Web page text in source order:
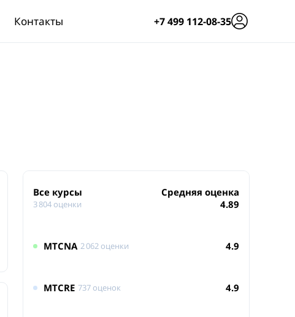
Контакты +7 499 112-08-35
Все курсы
3 804 оценки
Средняя оценка
4.89
MTCNA 2 062 оценки 4.9
MTCRE 737 оценок 4.9